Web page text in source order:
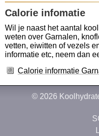
Calorie infomatie
Wil je naast het aantal
weten over Garnalen,
vetten, eiwitten of vezels
informatie etc, neem dan
Calorie informatie
© 2026